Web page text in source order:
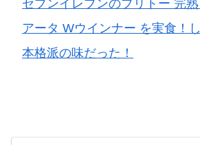
セブンイレブンのブリトー 完
アータ Wウインナー を実食！
本格派の味だった！